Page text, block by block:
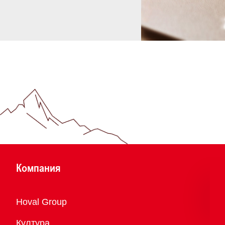
Компания
Преглед
Hoval Group